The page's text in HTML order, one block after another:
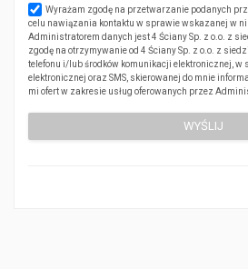
Wyrażam zgodę na przetwarzanie podanych
celu nawiązania kontaktu w sprawie wskazanej w
Administratorem danych jest 4 Ściany Sp. z o.o. z
zgodę na otrzymywanie od 4 Ściany Sp. z o.o. z
telefonu i/lub środków komunikacji elektronicznej, w
elektronicznej oraz SMS, skierowanej do mnie
mi ofert w zakresie usług oferowanych przez